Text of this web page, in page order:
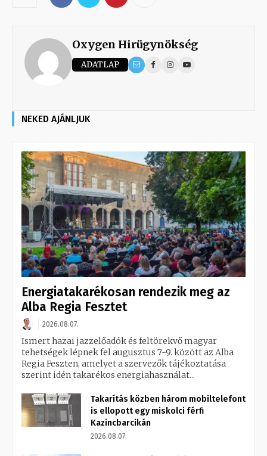
Oxygen Hirügynökség
ADATLAP
NEKED AJÁNLJUK
Energiatakarékosan rendezik meg az
Alba Regia Fesztet
2026.08.07.
Ismert hazai jazzelőadók és feltörekvő magyar
tehetségek lépnek fel augusztus 7-9. között az Alba
Regia Feszten, amelyet a szervezők tájékoztatása
szerint idén takarékos energiahasználat...
Takarítás közben három mobiltelefont
is ellopott egy miskolci férfi
Kazincbarcikán
2026.08.07.